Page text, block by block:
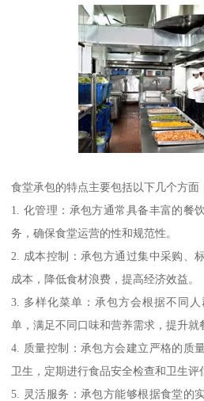
食堂承包的特点主要包括以下几个方面
1. 化管理：承包方通常具备丰富的餐
务，确保食堂运营的性和规范性。
2. 成本控制：承包方通过集中采购、
成本，降低食材浪费，提高经济效益。
3. 多样化菜单：承包方会根据不同
单，满足不同口味和营养需求，提升就
4. 质量控制：承包方会建立严格的质
卫生，定期进行食品安全检查和卫生评
5. 灵活服务：承包方能够根据食堂的